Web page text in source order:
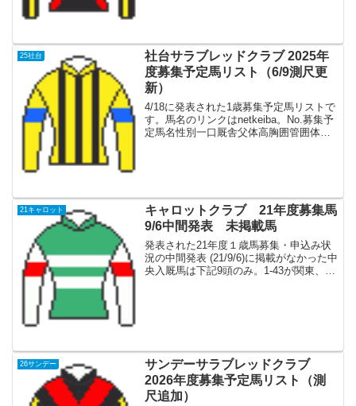
25社台
社台サラブレッドクラブ 2025年
度募集予定馬リスト（6/9測尺更
新）
4/18に発表された1歳募集予定馬リストで
す。馬名のリンクはnetkeiba。No.募集予
定馬名性別一口厩舎父体高胸囲管囲体重1
21キャロット
キャロットクラブ 21年度募集馬
9/6中間発表 未掲載馬
発表された21年度１歳馬募集・申込み状
況の中間発表 (21/9/6)に掲載がなかった中
央入厩馬は下記9頭のみ。1-43が関東、
26サンデー
サンデーサラブレッドクラブ
2026年度募集予定馬リスト（測
尺追加）